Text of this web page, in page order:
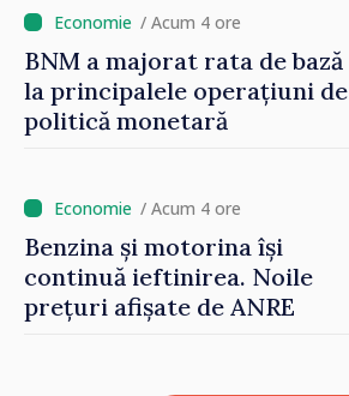
/ Acum 4 ore
BNM a majorat rata de bază
la principalele operațiuni de
politică monetară
/ Acum 4 ore
Benzina și motorina își
continuă ieftinirea. Noile
prețuri afișate de ANRE